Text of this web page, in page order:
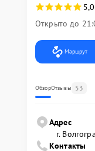
5,0
Открыто до
Маршрут
ОбзорОтзывы 53
Адрес
г.
Контакты